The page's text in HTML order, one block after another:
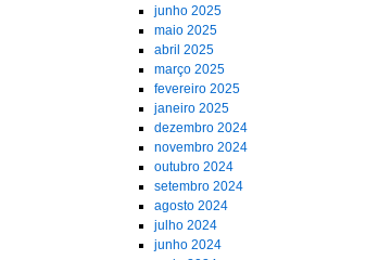
junho 2025
maio 2025
abril 2025
março 2025
fevereiro 2025
janeiro 2025
dezembro 2024
novembro 2024
outubro 2024
setembro 2024
agosto 2024
julho 2024
junho 2024